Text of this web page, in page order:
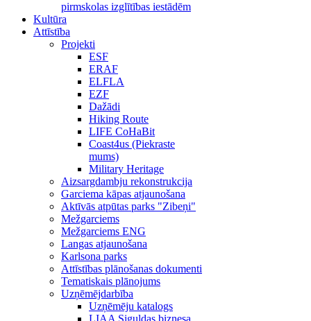
pirmskolas izglītības iestādēm
Kultūra
Attīstība
Projekti
ESF
ERAF
ELFLA
EZF
Dažādi
Hiking Route
LIFE CoHaBit
Coast4us (Piekraste
mums)
Military Heritage
Aizsargdambju rekonstrukcija
Garciema kāpas atjaunošana
Aktīvās atpūtas parks "Zibeņi"
Mežgarciems
Mežgarciems ENG
Langas atjaunošana
Karlsona parks
Attīstības plānošanas dokumenti
Tematiskais plānojums
Uzņēmējdarbība
Uzņēmēju katalogs